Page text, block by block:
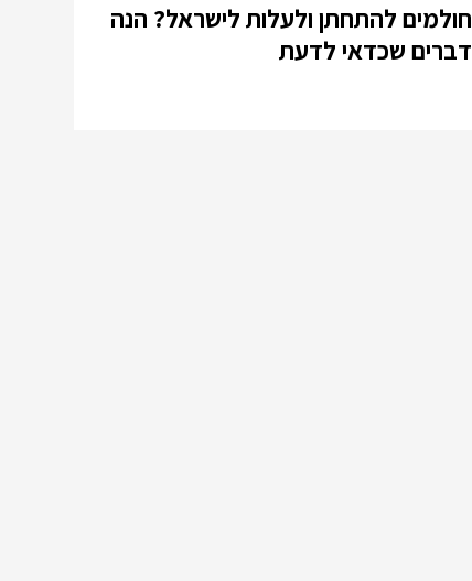
חולמים להתחתן ולעלות לישראל? הנה
דברים שכדאי לדעת